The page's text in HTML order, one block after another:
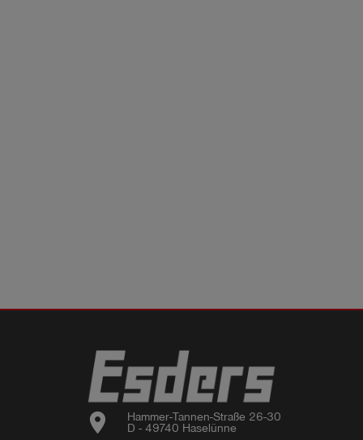
location_on
Hammer-Tannen-Straße 26-30
D - 49740 Haselünne